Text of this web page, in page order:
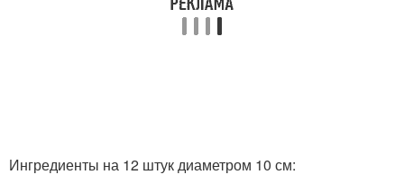
Ингредиенты на 12 штук диаметром 10 см: